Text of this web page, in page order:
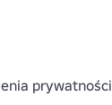
prywatności